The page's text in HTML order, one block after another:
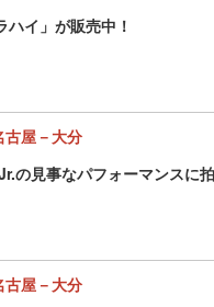
イ」が販売中！
屋－大分
の見事なパフォーマンスに
屋－大分